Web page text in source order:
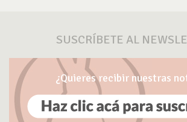
SUSCRÍBETE AL
¿Quieres recibir nuestras